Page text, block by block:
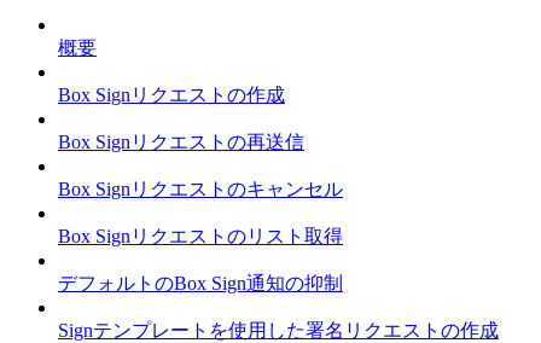
概要
Box Signリクエストの作成
Box Signリクエストの再送信
Box Signリクエストのキャンセル
Box Signリクエストのリスト取得
デフォルトのBox Sign通知の抑制
Signテンプレートを使用した署名リクエストの作成